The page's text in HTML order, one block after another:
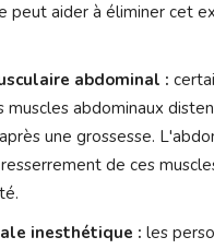
peut aider à éliminer cet
abdominal :
abdominaux
une grossesse.
de ces
inesthétique : les